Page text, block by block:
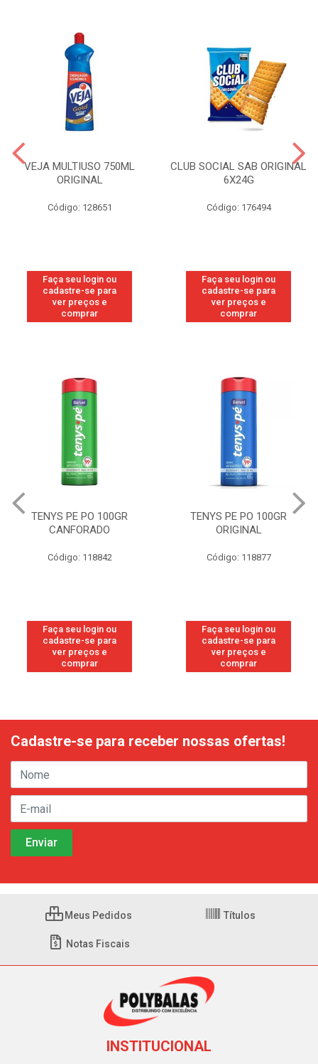
VEJA MULTIUSO 750ML
ORIGINAL
Código: 128651
Faça seu login ou
cadastre-se para
ver preços e
comprar
CLUB SOCIAL SAB ORIGINAL
6X24G
Código: 176494
Faça seu login ou
cadastre-se para
ver preços e
comprar
TENYS PE PO 100GR
CANFORADO
Código: 118842
Faça seu login ou
cadastre-se para
ver preços e
comprar
TENYS PE PO 100GR
ORIGINAL
Código: 118877
Faça seu login ou
cadastre-se para
ver preços e
comprar
Cadastre-se para receber nossas ofertas!
Meus Pedidos Títulos
Notas Fiscais
INSTITUCIONAL